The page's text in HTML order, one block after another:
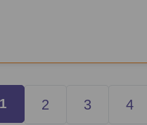
2 3 4